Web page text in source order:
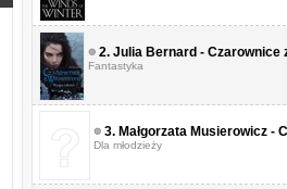
2. Julia Bernard - Czarownice
Fantastyka
3. Małgorzata Musierowicz -
Dla młodzieży